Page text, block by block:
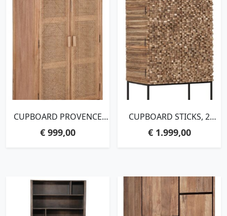
CUPBOARD PROVENCE
WEBBING NATURAL
€999,00
CUPBOARD STICKS, 2
SHELVES,180X90X50 CM,
€1.999,00